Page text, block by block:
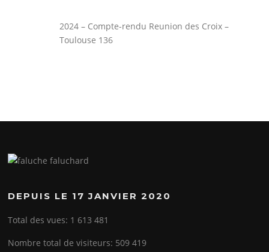
2024 – Compte-rendu Reunion des Croix –
Toulouse 136
DEPUIS LE 17 JANVIER 2020
Total des vues: 1 613 481
Nombre total de visiteurs: 509 419